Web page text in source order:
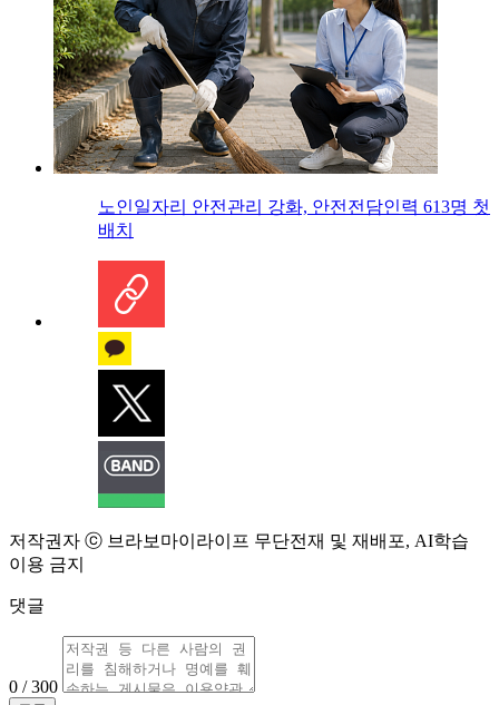
노인일자리 안전관리 강화, 안전전담인력 613명 첫
배치
저작권자 ⓒ 브라보마이라이프 무단전재 및 재배포, AI학습
이용 금지
댓글
0 / 300